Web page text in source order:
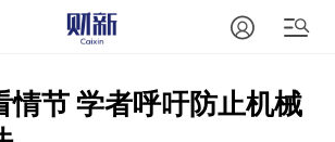
情节 学者呼吁防止机械